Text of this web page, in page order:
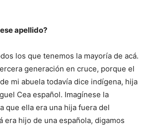
apellido?
los que tenemos la mayoría de acá.
generación en cruce, porque el
mi abuela todavía dice indígena, hija
Cea español. Imagínese la
que ella era una hija fuera del
era hijo de una española, digamos